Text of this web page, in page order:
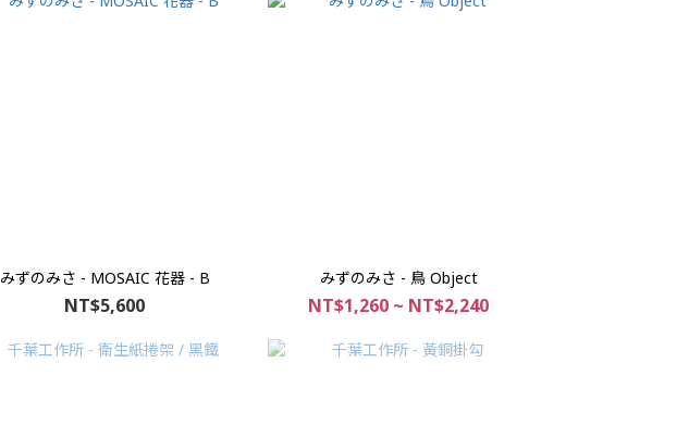
みずのみさ - MOSAIC 花器 - B
NT$5,600
みずのみさ - 鳥 Object
NT$1,260 ~ NT$2,240